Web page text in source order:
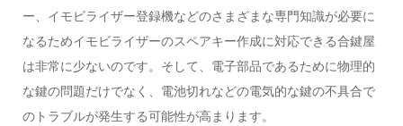
ー、イモビライザー登録機などのさまざまな専門知識が必要に
なるためイモビライザーのスペアキー作成に対応できる合鍵屋
は非常に少ないのです。そして、電子部品であるために物理的
な鍵の問題だけでなく、電池切れなどの電気的な鍵の不具合で
のトラブルが発生する可能性が高まります。